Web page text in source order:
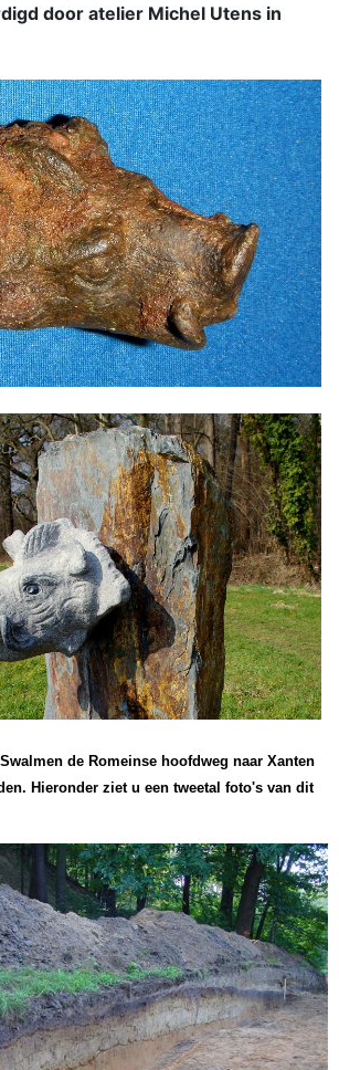
door atelier Michel Utens in
de Romeinse hoofdweg naar Xanten
Hieronder ziet u een tweetal foto's van dit